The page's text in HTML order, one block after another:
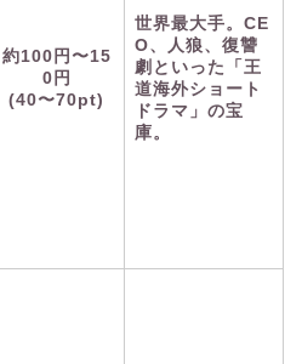
約100円〜15
0円
(40〜70pt)
世界最大手。CE
O、人狼、復讐
劇といった「王
道海外ショート
ドラマ」の宝
庫。